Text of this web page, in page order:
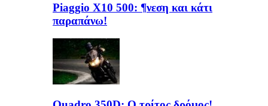
Piaggio X10 500: ¶νεση και κάτι
παραπάνω!